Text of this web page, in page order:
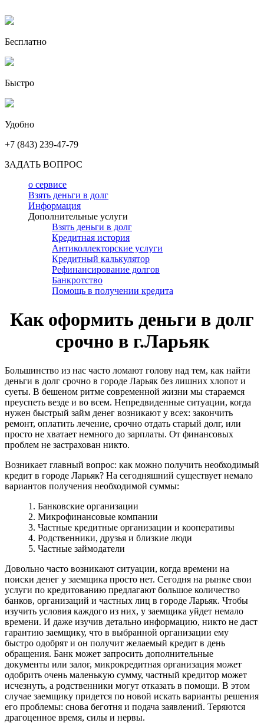
Бесплатно
Быстро
Удобно
+7 (843) 239-47-79
ЗАДАТЬ ВОПРОС
о сервисе
Взять деньги в долг
Информация
Дополнительные услуги
Взять деньги в долг
Кредитная история
Антиколлекторские услуги
Кредитный калькулятор
Рефинансирование долгов
Банкротство
Помощь в получении кредита
Как оформить деньги в долг
срочно в г.Ларьяк
Большинство из нас часто ломают голову над тем, как найти
деньги в долг срочно в городе Ларьяк без лишних хлопот и
суеты. В бешеном ритме современной жизни мы стараемся
преуспеть везде и во всем. Непредвиденные ситуации, когда
нужен быстрый займ денег возникают у всех: закончить
ремонт, оплатить лечение, срочно отдать старый долг, или
просто не хватает немного до зарплаты. От финансовых
проблем не застрахован никто.
Возникает главный вопрос: как можно получить необходимый
кредит в городе Ларьяк? На сегодняшний существует немало
вариантов получения необходимой суммы:
1. Банковские организации
2. Микрофинансовые компании
3. Частные кредитные организации и кооперативы
4. Родственники, друзья и близкие люди
5. Частные займодатели
Довольно часто возникают ситуации, когда времени на
поиски денег у заемщика просто нет. Сегодня на рынке свои
услуги по кредитованию предлагают большое количество
банков, организаций и частных лиц в городе Ларьяк. Чтобы
изучить условия каждого из них, у заемщика уйдет немало
времени. И даже изучив детально информацию, никто не даст
гарантию заемщику, что в выбранной организации ему
быстро одобрят и он получит желаемый кредит в день
обращения. Банк может запросить дополнительные
документы или залог, микрокредитная организация может
одобрить очень маленькую сумму, частный кредитор может
исчезнуть, а родственники могут отказать в помощи. В этом
случае заемщику придется по новой искать варианты решения
его проблемы: снова беготня и подача заявлений. Теряются
драгоценное время, силы и нервы.